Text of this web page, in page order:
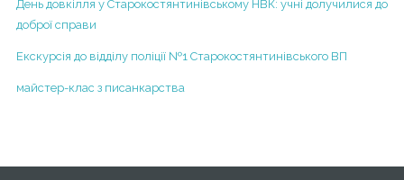
Інклюзивне навчання
День довкілля у Старокостянтинівському НВК: учні долучилися до
доброї справи
Екскурсія до відділу поліції №1 Старокостянтинівського ВП
майстер-клас з писанкарства